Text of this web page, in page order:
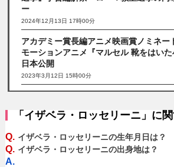
ー
2024年12月13日 17時00分
アカデミー賞長編アニメ映画賞ノミネ
モーションアニメ『マルセル 靴をはい
日本公開
2023年3月12日 15時00分
「イザベラ・ロッセリーニ」に
Q. イザベラ・ロッセリーニの生年月日は？
Q. イザベラ・ロッセリーニの出身地は？
A.